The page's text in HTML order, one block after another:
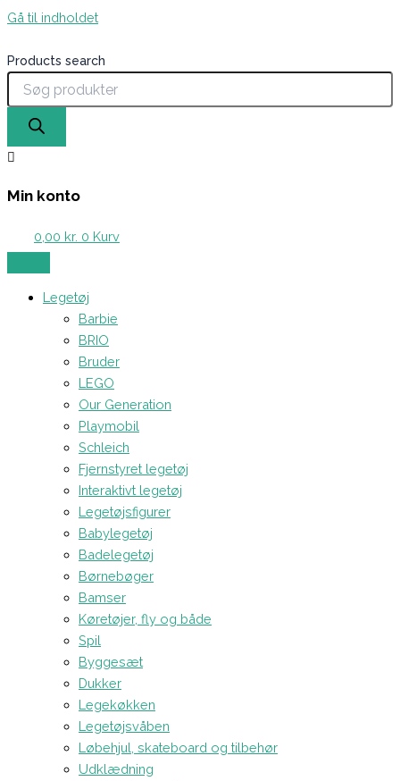
Gå til indholdet
Products search
Min konto
0,00 kr. 0 Kurv
Legetøj
Barbie
BRIO
Bruder
LEGO
Our Generation
Playmobil
Schleich
Fjernstyret legetøj
Interaktivt legetøj
Legetøjsfigurer
Babylegetøj
Badelegetøj
Børnebøger
Bamser
Køretøjer, fly og både
Spil
Byggesæt
Dukker
Legekøkken
Legetøjsvåben
Løbehjul, skateboard og tilbehør
Udklædning